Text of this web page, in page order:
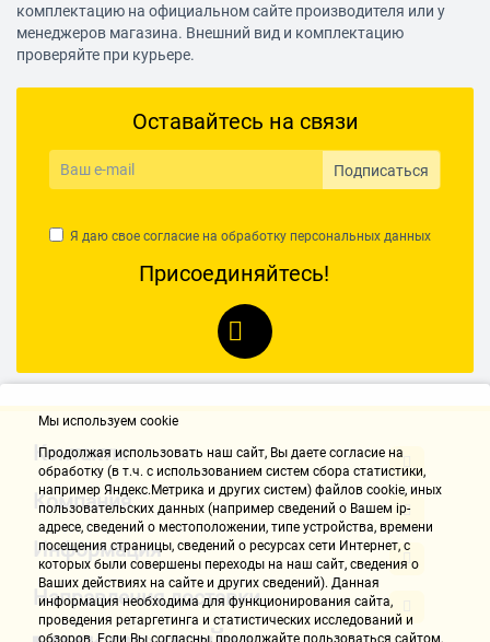
комплектацию на официальном сайте производителя или у
менеджеров магазина. Внешний вид и комплектацию
проверяйте при курьере.
Оставайтесь на связи
Подписаться
Я даю свое согласие на обработку персональных данных
Присоединяйтесь!
Контакты
Компания
Информация
Направления доставки
Мы используем cookie
Продолжая использовать наш cайт, Вы даете согласие на
обработку (в т.ч. с использованием систем сбора статистики,
например Яндекс.Метрика и других систем) файлов cookie, иных
пользовательских данных (например сведений о Вашем ip-
адресе, сведений о местоположении, типе устройства, времени
посещения страницы, сведений о ресурсах сети Интернет, с
которых были совершены переходы на наш сайт, сведения о
Ваших действиях на сайте и других сведений). Данная
информация необходима для функционирования сайта,
проведения ретаргетинга и статистических исследований и
обзоров. Если Вы согласны, продолжайте пользоваться сайтом,